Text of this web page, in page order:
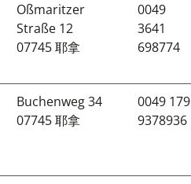
Oßmaritzer
Straße 12
07745 耶拿
0049
3641
698774
Buchenweg 34
07745 耶拿
0049 179
9378936